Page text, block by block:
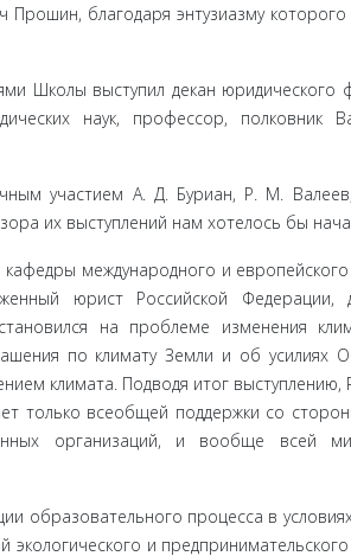
Прошин, благодаря энтузиазму
Школы выступил декан юридического
наук, профессор, полковник
участием А. Д. Буриан, Р. М.
их выступлений нам хотелось бы
международного и
юрист Российской Федерации,
на проблеме изменения
по кли­мату Земли и об усилиях
климата. Подводя итог выступлению,
только всеобщей поддержки со
организаций, и вообще всей
образовательного процесса в
и